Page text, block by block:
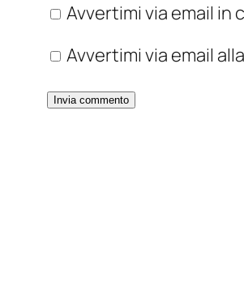
Avvertimi via email in
Avvertimi via email